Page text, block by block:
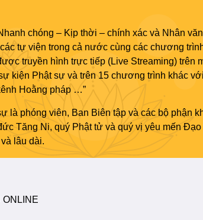
chóng – Kịp thời – chính xác và Nhân
tự viện trong cả nước cùng các chương
truyền hình trực tiếp (Live Streaming) trên
kiện Phật sự và trên 15 chương trình khác
Hoằng pháp …”
là phóng viên, Ban Biên tập và các bộ phận
Tăng Ni, quý Phật tử và quý vị yêu mến
lâu dài.
ONLINE